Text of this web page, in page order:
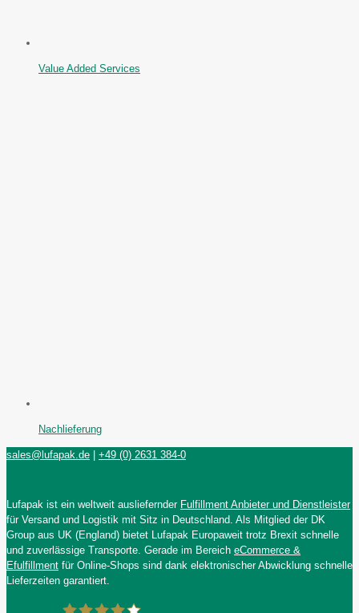
Value Added Services
Nachlieferung
sales@lufapak.de +49 (0) 2631 384-0
Lufapak ist ein weltweit ausliefernder Fulfillment Anbieter und Dienstleister
für Versand und Logistik mit Sitz in Deutschland. Als Mitglied der DK
Group aus UK (England) bietet Lufapak Europaweit trotz Brexit schnelle
und zuverlässige Transporte. Gerade im Bereich eCommerce &
Efulfillment für Online-Shops sind dank elektronischer Abwicklung schnelle
Lieferzeiten garantiert.